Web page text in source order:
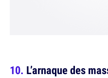
L’arnaque des